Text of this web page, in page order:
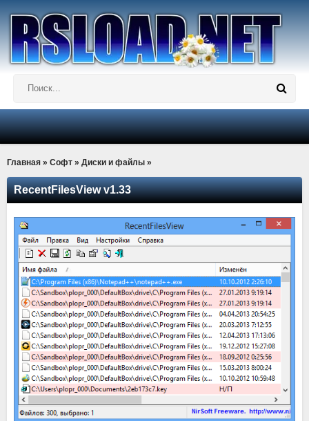
Главная » Софт » Диски и файлы »
RecentFilesView v1.33